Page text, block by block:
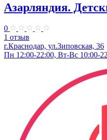
Азарляндия.
0
1 отзыв
г.Краснодар, ул.Зиповская, 36
Пн 12:00-22:00, Вт-Вс 10:00-